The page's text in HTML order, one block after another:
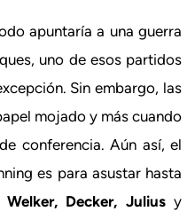
apuntaría a una guerra
uno de esos partidos
Sin embargo, las
mojado y más cuando
conferencia. Aún así, el
es para asustar hasta
Welker, Decker, Juliusy